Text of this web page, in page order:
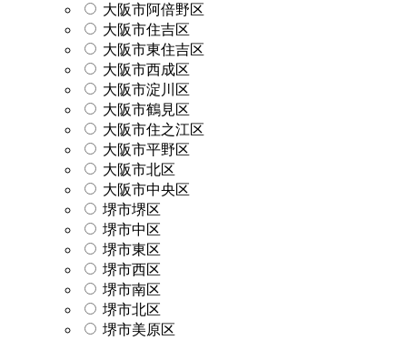
大阪市阿倍野区
大阪市住吉区
大阪市東住吉区
大阪市西成区
大阪市淀川区
大阪市鶴見区
大阪市住之江区
大阪市平野区
大阪市北区
大阪市中央区
堺市堺区
堺市中区
堺市東区
堺市西区
堺市南区
堺市北区
堺市美原区